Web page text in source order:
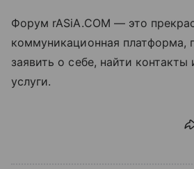
Форум rASiA.COM — это
коммуникационная платформа,
заявить о себе, найти
услуги.